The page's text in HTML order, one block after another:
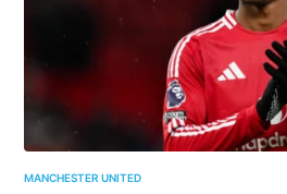
MANCHESTER UNITED